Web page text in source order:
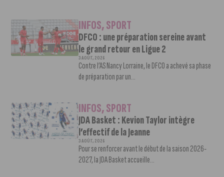
INFOS,SPORT
DFCO : une préparation sereine avant
le grand retour en Ligue 2
3 AOÛT, 2026
Contre l’AS Nancy Lorraine, le DFCO a achevé sa phase
de préparation par un...
INFOS,SPORT
JDA Basket : Kevion Taylor intègre
l’effectif de la Jeanne
3 AOÛT, 2026
Pour se renforcer avant le début de la saison 2026-
2027, la JDA Basket accueille...